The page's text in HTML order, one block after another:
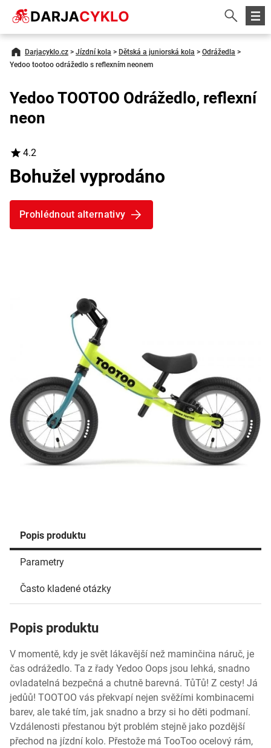
Darjacyklo.cz > Jízdní kola > Dětská a juniorská kola > Odrážedla >
Yedoo tootoo odrážedlo s reflexním neonem
Popis produktu
Parametry
Často kladené otázky
Popis produktu
V momentě, kdy je svět lákavější než maminčina náruč, je
čas odrážedlo. Ta z řady Yedoo Oops jsou lehká, snadno
ovladatelná bezpečná a chutně barevná. TůTů! Z cesty! Já
jedůů! TOOTOO vás překvapí nejen svěžími kombinacemi
barev, ale také tím, jak snadno a brzy si ho děti podmaní.
Vzdálenosti přestanou být problém stejně jako pozdější
přechod na jízdní kolo. Přestože má TooToo ocelový rám,
Yedoo TOOTOO Odrážedlo, reflexní
neon
4.2
Bohužel vyprodáno
Prohlédnout alternativy